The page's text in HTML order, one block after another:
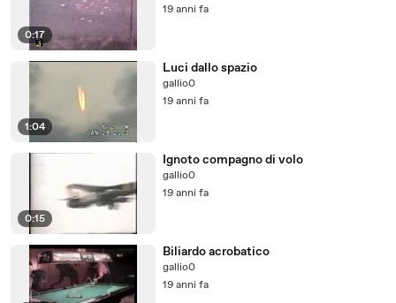
0:17
19 anni fa
1:04
Luci dallo spazio
gallio0
19 anni fa
0:15
Ignoto compagno di volo
gallio0
19 anni fa
Biliardo acrobatico
gallio0
19 anni fa